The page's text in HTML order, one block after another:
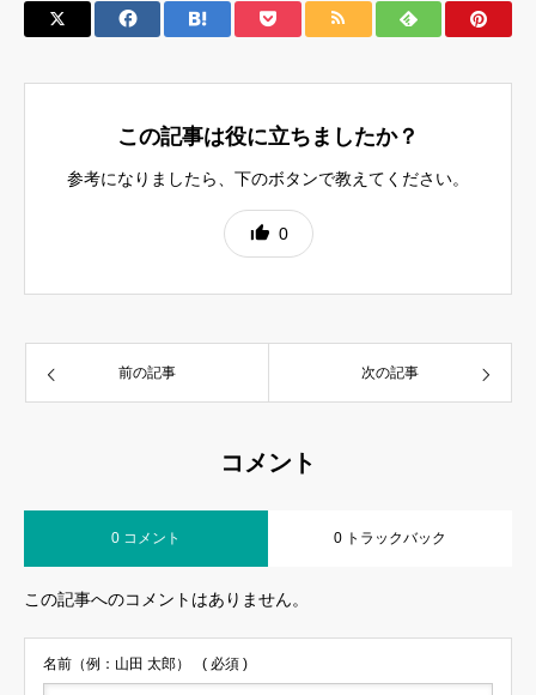
この記事は役に立ちましたか？
参考になりましたら、下のボタンで教えてください。
0
前の記事 次の記事
コメント
0 コメント 0 トラックバック
この記事へのコメントはありません。
名前（例：山田 太郎） ( 必須 )